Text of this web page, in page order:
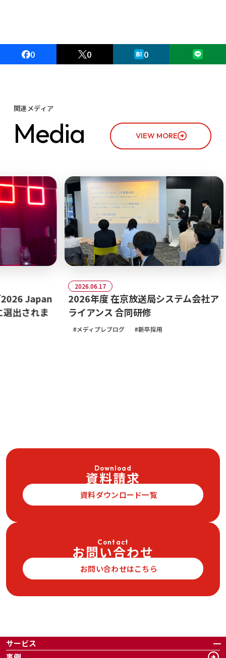
0 0 0
関連メディア
Media VIEW MORE
Japan
出されま
2026.06.17
2026年度 在京放送局システム会社ア
ライアンス 合同研修
メディプレブログ 新卒採用
Download
資料請求
資料ダウンロード一覧
Contact
お問い合わせ
お問い合わせはこちら
サービス